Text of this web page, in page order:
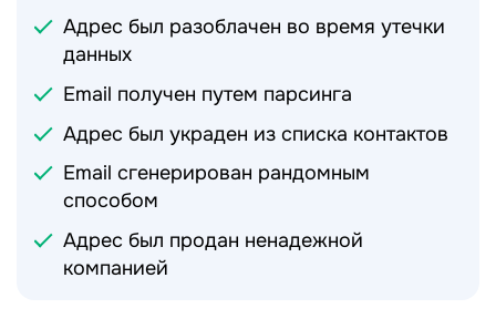
Адрес был разоблачен во время утечки
данных
Email получен путем парсинга
Адрес был украден из списка контактов
Email сгенерирован рандомным
способом
Адрес был продан ненадежной
компанией